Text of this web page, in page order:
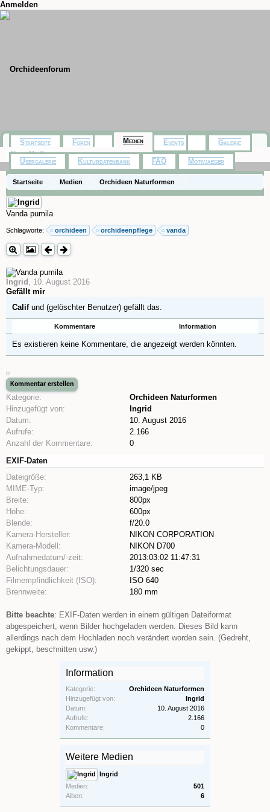
Anmelden
Startseite Medien Orchideen Naturformen
Vanda pumila
Schlagworte: orchideen orchideenpflege vanda
Ingrid , 10. August 2016
Gefällt mir
Califund (gelöschter Benutzer) gefällt das.
Kommentare Information
Es existieren keine Kommentare, die angezeigt werden könnten.
Kategorie:
Orchideen Naturformen
Hinzugefügt von:
Ingrid
Datum:
10. August 2016
Aufrufe:
2.166
Anzahl der Kommentare:
0
EXIF-Daten
Dateigröße:
263,1 KB
MIME-Typ:
image/jpeg
Breite:
800px
Höhe:
600px
Blende:
f/20.0
Kamera-Hersteller:
NIKON CORPORATION
Kamera-Modell:
NIKON D700
Aufnahmedatum/-zeit:
2013:03:02 11:47:31
Belichtungsdauer:
1/320 sec
Filmempfindlichkeit (ISO):
ISO 640
Brennweite:
180 mm
Bitte beachte: EXIF-Daten werden in einem gültigen Dateiformat
abgespeichert, wenn Bilder hochgeladen werden. Dieses Bild kann
allerdings nach dem Hochladen noch verändert worden sein. (Gedreht,
gekippt, beschnitten usw.)
Information
Kategorie:
Orchideen Naturformen
Hinzugefügt von:
Ingrid
Datum:
10. August 2016
Aufrufe:
2.166
Kommentare:
0
Weitere Medien
Ingrid
Medien:
501
Alben:
6
Startseite Foren Medien
Neue Medien
Events Galerie
Usergalerie Kulturdatenbank FAQ Motivjaeger